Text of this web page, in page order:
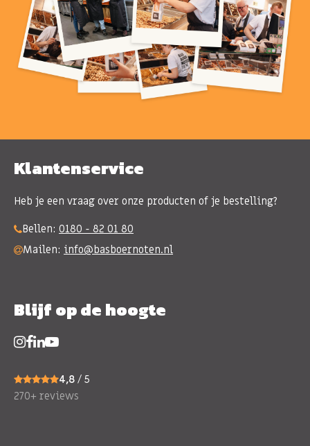
Klantenservice
Heb je een vraag over onze producten of je bestelling?
Bellen: 0180 - 82 01 80
Mailen: info@basboernoten.nl
Blijf op de hoogte
4,8 / 5
270+ reviews